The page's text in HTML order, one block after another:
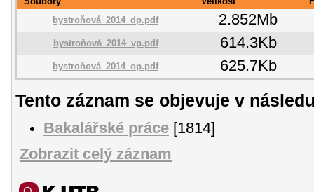
bystroňová_2014_dp.pdf
2.852Mb
bystroňová_2014_vp.pdf 614.3Kb
bystroňová_2014_op.pdf 625.7Kb
Tento záznam se objevuje v
Bakalářské práce [1814]
Zobrazit celý záznam